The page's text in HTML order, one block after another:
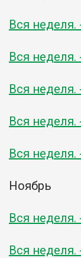
Вся неделя.
Вся неделя.
Вся неделя.
Вся неделя.
Вся неделя.
Ноябрь
Вся неделя.
Вся неделя.